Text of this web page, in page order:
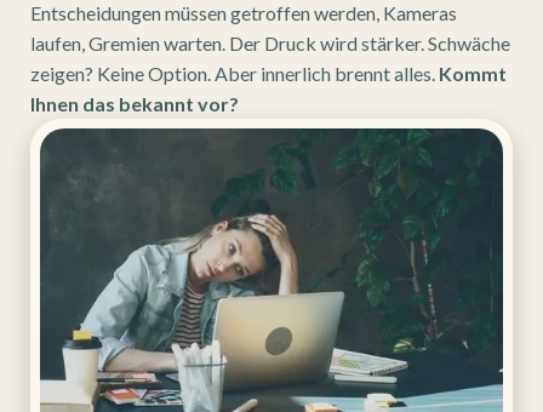
Entscheidungen müssen getroffen werden, Kameras
laufen, Gremien warten. Der Druck wird stärker. Schwäche
zeigen? Keine Option. Aber innerlich brennt alles. Kommt
Ihnen das bekannt vor?